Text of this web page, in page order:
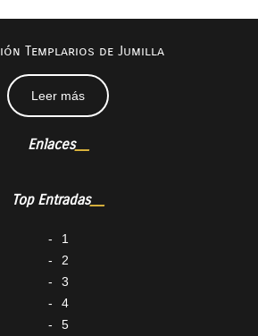
Templarios de Jumilla
Leer más
Enlaces
Top Entradas
1
2
3
4
5